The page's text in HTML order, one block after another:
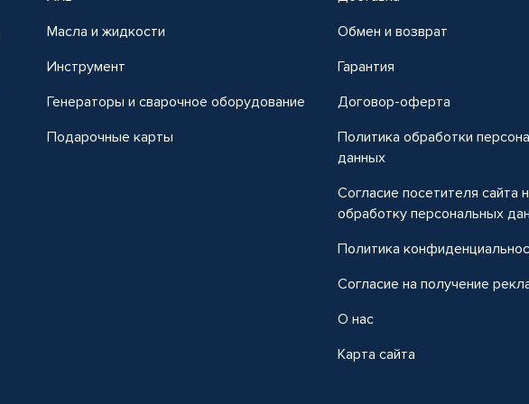
Масла и жидкости
Инструмент
Генераторы и сварочное оборудование
Подарочные карты
Обмен и возврат
Гарантия
Договор-оферта
Политика обработки
данных
Согласие посетителя сайта
обработку персональных
Политика
Согласие на получение
О нас
Карта сайта